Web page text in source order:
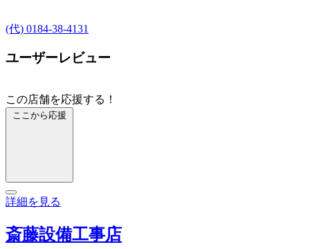
(代) 0184-38-4131
ユーザーレビュー
この店舗を応援する！
ここから応援
詳細を見る
斎藤設備工事店